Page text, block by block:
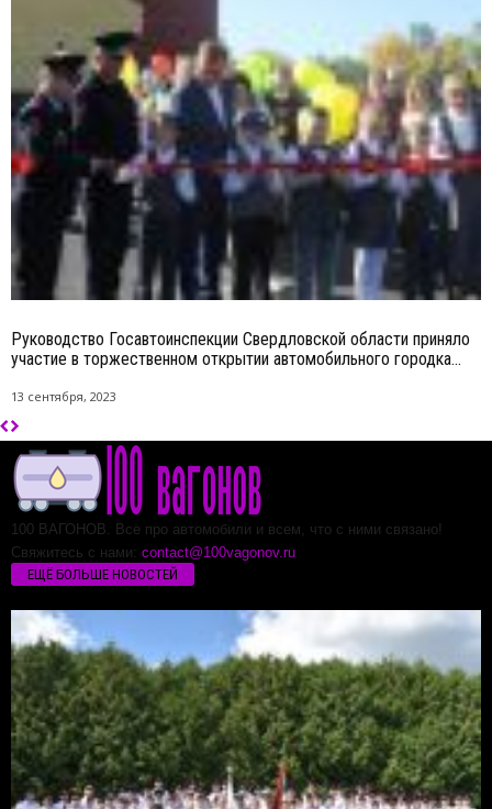
Руководство Госавтоинспекции Свердловской области приняло
участие в торжественном открытии автомобильного городка...
13 сентября, 2023
100 ВАГОНОВ. Все про автомобили и всем, что с ними связано!
Свяжитесь с нами: contact@100vagonov.ru
ЕЩЁ БОЛЬШЕ НОВОСТЕЙ